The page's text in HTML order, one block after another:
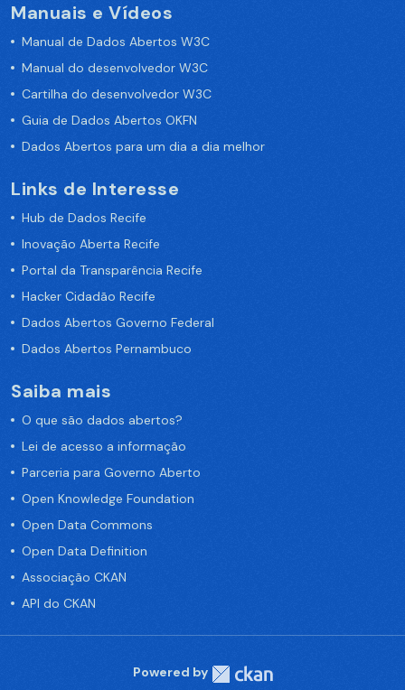
Manuais e Vídeos
Manual de Dados Abertos W3C
Manual do desenvolvedor W3C
Cartilha do desenvolvedor W3C
Guia de Dados Abertos OKFN
Dados Abertos para um dia a dia melhor
Links de Interesse
Hub de Dados Recife
Inovação Aberta Recife
Portal da Transparência Recife
Hacker Cidadão Recife
Dados Abertos Governo Federal
Dados Abertos Pernambuco
Saiba mais
O que são dados abertos?
Lei de acesso a informação
Parceria para Governo Aberto
Open Knowledge Foundation
Open Data Commons
Open Data Definition
Associação CKAN
API do CKAN
Powered by